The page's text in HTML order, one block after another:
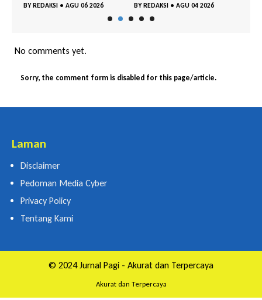
BYREDAKSI • AGU 06 2026
BYREDAKSI • AGU 04 2026
No comments yet.
Sorry, the comment form is disabled for this page/article.
Laman
Disclaimer
Pedoman Media Cyber
Privacy Policy
Tentang Kami
© 2024 Jurnal Pagi - Akurat dan Terpercaya
Akurat dan Terpercaya